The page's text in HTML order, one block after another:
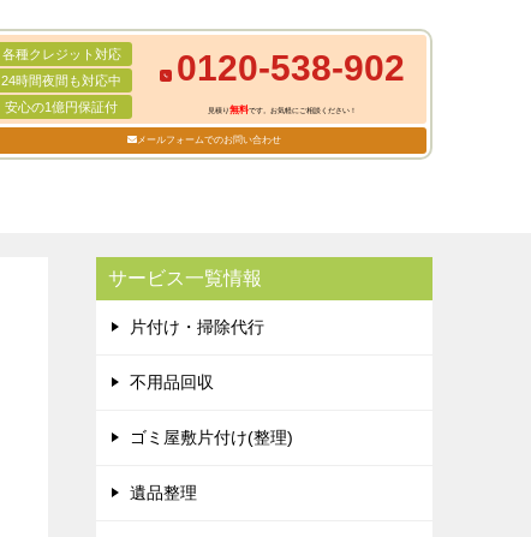
各種クレジット対応
24時間夜間も対応中
安心の1億円保証付
0120-538-902
見積り無料です。お気軽にご相談ください！
メールフォームでのお問い合わせ
サービス一覧情報
片付け・掃除代行
不用品回収
ゴミ屋敷片付け(整理)
遺品整理